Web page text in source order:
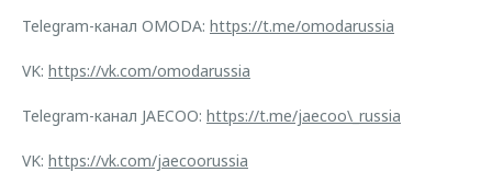
Telegram-канал OMODA: https://t.me/omodarussia
VK: https://vk.com/omodarussia
Telegram-канал JAECOO: https://t.me/jaecoo\_russia
VK: https://vk.com/jaecoorussia